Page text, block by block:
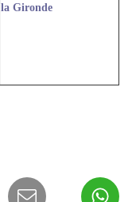
la Gironde